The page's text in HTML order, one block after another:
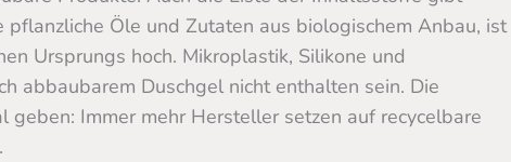
Öle und Zutaten aus biologischem Anbau, ist
Ursprungs hoch. Mikroplastik, Silikone und
abbaubarem Duschgel nicht enthalten sein. Die
geben: Immer mehr Hersteller setzen auf recycelbare